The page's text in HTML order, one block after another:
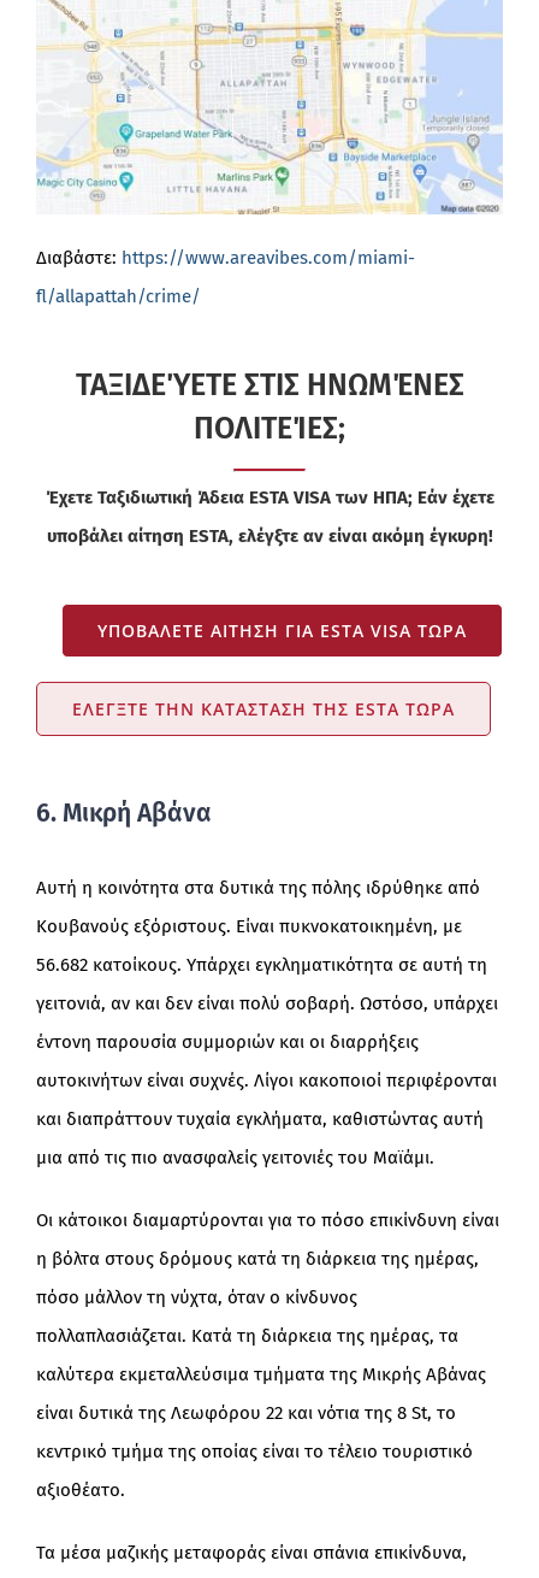
Διαβάστε: https://www.areavibes.com/miami-
fl/allapattah/crime/
ΤΑΞΙΔΕΎΕΤΕ ΣΤΙΣ ΗΝΩΜΈΝΕΣ
ΠΟΛΙΤΕΊΕΣ;
Έχετε Ταξιδιωτική Άδεια ESTA VISA των ΗΠΑ; Εάν έχετε
υποβάλει αίτηση ESTA, ελέγξτε αν είναι ακόμη έγκυρη!
ΥΠΟΒΆΛΕΤΕ ΑΊΤΗΣΗ ΓΙΑ ESTA VISA ΤΏΡΑ
ΕΛΈΓΞΤΕ ΤΗΝ ΚΑΤΆΣΤΑΣΗ ΤΗΣ ESTA ΤΏΡΑ
6. Μικρή Αβάνα
Αυτή η κοινότητα στα δυτικά της πόλης ιδρύθηκε από
Κουβανούς εξόριστους. Είναι πυκνοκατοικημένη, με
56.682 κατοίκους. Υπάρχει εγκληματικότητα σε αυτή τη
γειτονιά, αν και δεν είναι πολύ σοβαρή. Ωστόσο, υπάρχει
έντονη παρουσία συμμοριών και οι διαρρήξεις
αυτοκινήτων είναι συχνές. Λίγοι κακοποιοί περιφέρονται
και διαπράττουν τυχαία εγκλήματα, καθιστώντας αυτή
μια από τις πιο ανασφαλείς γειτονιές του Μαϊάμι.
Οι κάτοικοι διαμαρτύρονται για το πόσο επικίνδυνη είναι
η βόλτα στους δρόμους κατά τη διάρκεια της ημέρας,
πόσο μάλλον τη νύχτα, όταν ο κίνδυνος
πολλαπλασιάζεται. Κατά τη διάρκεια της ημέρας, τα
καλύτερα εκμεταλλεύσιμα τμήματα της Μικρής Αβάνας
είναι δυτικά της Λεωφόρου 22 και νότια της 8 St, το
κεντρικό τμήμα της οποίας είναι το τέλειο τουριστικό
αξιοθέατο.
Τα μέσα μαζικής μεταφοράς είναι σπάνια επικίνδυνα,